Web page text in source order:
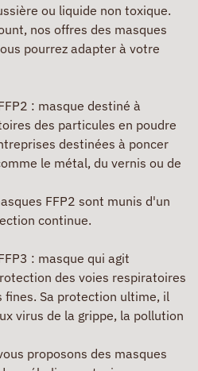
ou liquide non toxique.
nos offres des masques
pourrez adapter à votre
: masque destiné à
des particules en poudre
destinées à poncer
le métal, du vernis ou de
FFP2 sont munis d'un
continue.
: masque qui agit
des voies respiratoires
Sa protection ultime, il
virus de la grippe, la pollution
proposons des masques